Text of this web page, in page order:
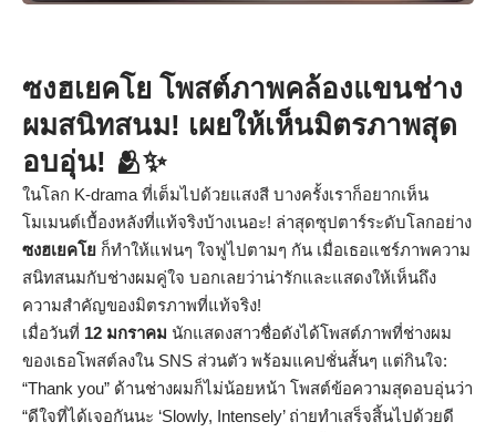
ซงฮเยคโย โพสต์ภาพคล้องแขนช่าง
ผมสนิทสนม! เผยให้เห็นมิตรภาพสุด
อบอุ่น! 🫂✨
ในโลก K-drama ที่เต็มไปด้วยแสงสี บางครั้งเราก็อยากเห็น
โมเมนต์เบื้องหลังที่แท้จริงบ้างเนอะ! ล่าสุดซุปตาร์ระดับโลกอย่าง
ซงฮเยคโย ก็ทำให้แฟนๆ ใจฟูไปตามๆ กัน เมื่อเธอแชร์ภาพความ
สนิทสนมกับช่างผมคู่ใจ บอกเลยว่าน่ารักและแสดงให้เห็นถึง
ความสำคัญของมิตรภาพที่แท้จริง!
เมื่อวันที่ 12 มกราคม นักแสดงสาวชื่อดังได้โพสต์ภาพที่ช่างผม
ของเธอโพสต์ลงใน SNS ส่วนตัว พร้อมแคปชั่นสั้นๆ แต่กินใจ:
“Thank you” ด้านช่างผมก็ไม่น้อยหน้า โพสต์ข้อความสุดอบอุ่นว่า
“ดีใจที่ได้เจอกันนะ ‘Slowly, Intensely’ ถ่ายทำเสร็จสิ้นไปด้วยดี